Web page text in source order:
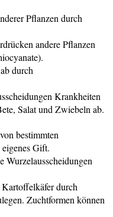
Pflanzen durch
andere Pflanzen
durch
Krankheiten
Salat und Zwiebeln ab.
bestimmten
Gift.
Wurzelausscheidungen
durch
Zuchtformen können